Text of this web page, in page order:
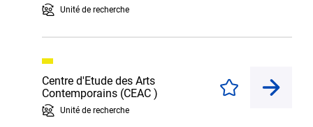
Unité de recherche
Centre d'Etude des Arts
Contemporains (CEAC )
Unité de recherche
Enregistrer